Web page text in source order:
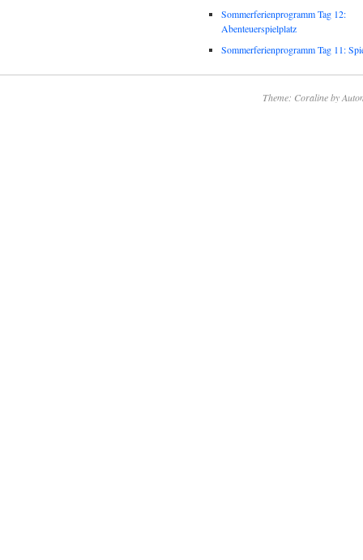
Sommerferienprogramm Tag 12:
Abenteuerspielplatz
Sommerferienprogramm Tag 11:
Theme: Coraline by